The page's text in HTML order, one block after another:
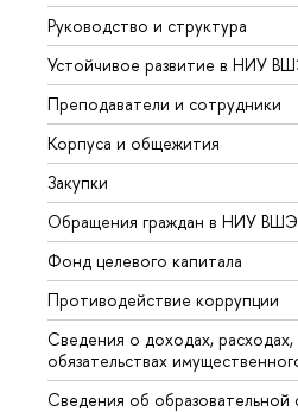
Руководство и структура
Устойчивое развитие в НИУ
Преподаватели и сотрудники
Корпуса и общежития
Закупки
Обращения граждан в НИУ ВШЭ
Фонд целевого капитала
Противодействие коррупции
Сведения о доходах,
обязательствах
Сведения об образовательной